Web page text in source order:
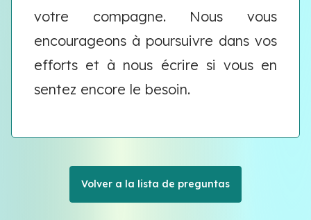
votre compagne. Nous vous
encourageons à poursuivre dans vos
efforts et à nous écrire si vous en
sentez encore le besoin.
Volver a la lista de preguntas